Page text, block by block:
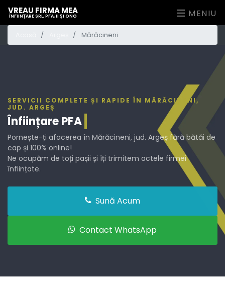
VREAU FIRMA MEA
ÎNFIINȚARE SRL, PFA, II ȘI ONG MENIU
Mărăcineni
SERVICII COMPLETE ȘI RAPIDE ÎN MĂRĂCINENI,
JUD. ARGEȘ
ÎnființarePFA
Pornește-ți afacerea în Mărăcineni, jud. Argeș fără bătăi de
cap și 100% online!
Ne ocupăm de toți pașii și îți trimitem actele firmei
înființate.
Sună Acum
Contact WhatsApp